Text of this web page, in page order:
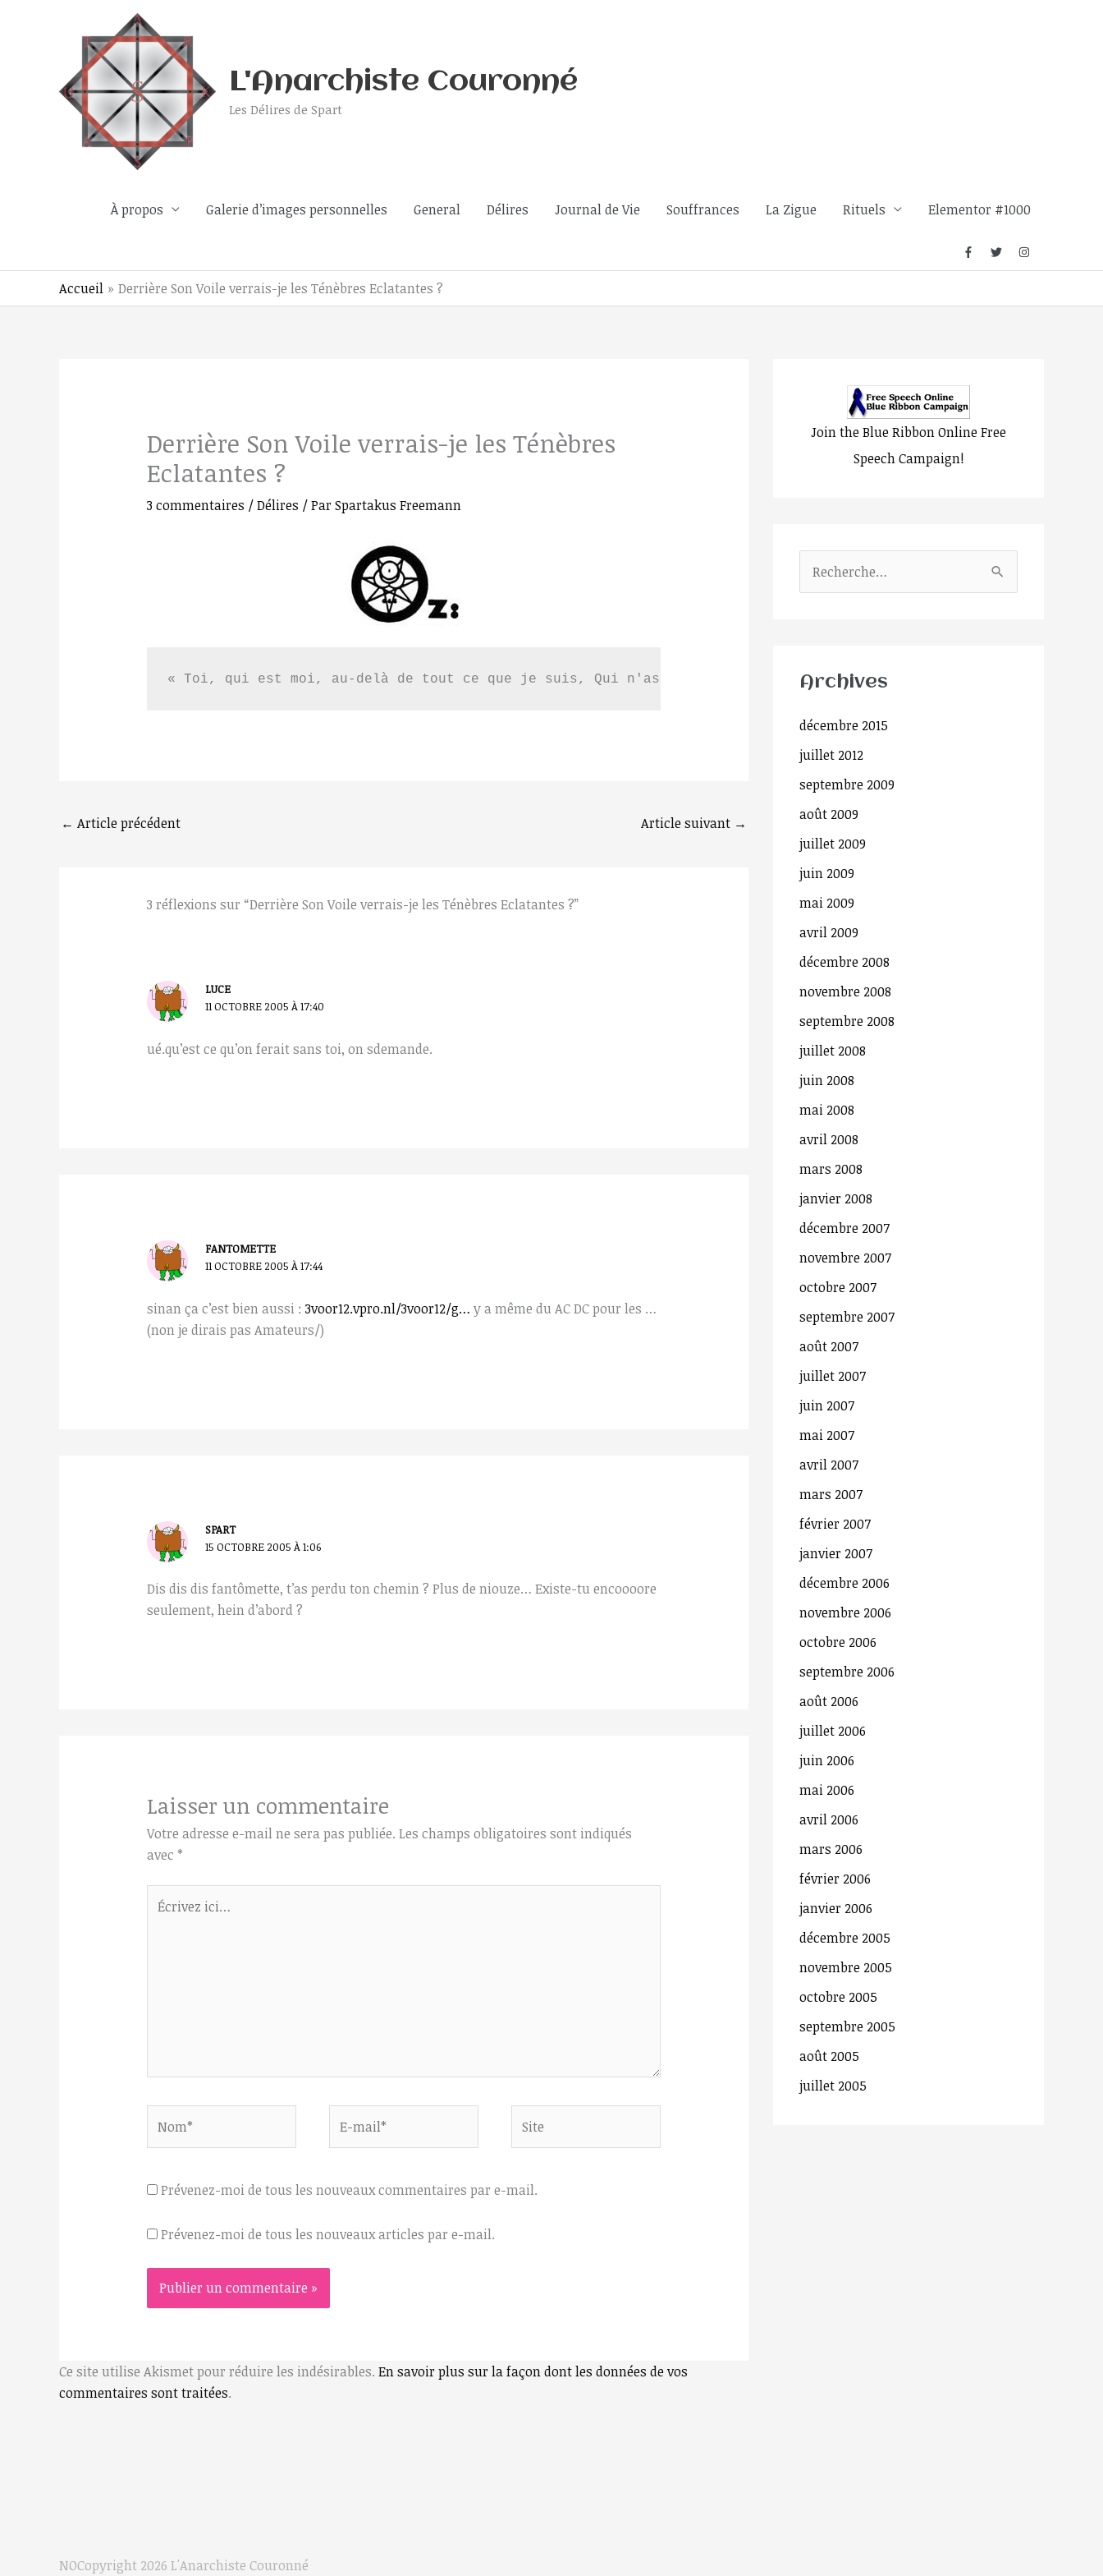
L'Anarchiste Couronné
Les Délires de Spart
À propos Galerie d’images personnelles General Délires Journal de Vie Souffrances La Zigue Rituels Elementor #1000
Accueil Derrière Son Voile verrais-je les Ténèbres Eclatantes ?
Derrière Son Voile verrais-je les Ténèbres
Eclatantes ?
3 commentaires /Délires / ParSpartakus Freemann
« Toi, qui est moi, au-delà de tout ce que je suis, Qui n'as point de nature et point de nom, Qui est, lorsque
← Article précédent Article suivant →
3 réflexions sur “Derrière Son Voile verrais-je les Ténèbres Eclatantes ?”
LUCE
11 OCTOBRE 2005 À 17:40
ué.qu’est ce qu’on ferait sans toi, on sdemande.
FANTOMETTE
11 OCTOBRE 2005 À 17:44
sinan ça c’est bien aussi : 3voor12.vpro.nl/3voor12/g… y a même du AC DC pour les …
(non je dirais pas Amateurs/)
SPART
15 OCTOBRE 2005 À 1:06
Dis dis dis fantômette, t’as perdu ton chemin ? Plus de niouze… Existe-tu encoooore
seulement, hein d’abord ?
Laisser un commentaire
Votre adresse e-mail ne sera pas publiée. Les champs obligatoires sont indiqués
avec *
Écrivez
ici…
mail*
Prévenez-moi de tous les nouveaux commentaires par e-mail.
Prévenez-moi de tous les nouveaux articles par e-mail.
Ce site utilise Akismet pour réduire les indésirables. En savoir plus sur la façon dont les données de vos
commentaires sont traitées.
Join the Blue Ribbon Online Free
Speech Campaign!
e
c
h
e
r
:
Archives
décembre 2015
juillet 2012
septembre 2009
août 2009
juillet 2009
juin 2009
mai 2009
avril 2009
décembre 2008
novembre 2008
septembre 2008
juillet 2008
juin 2008
mai 2008
avril 2008
mars 2008
janvier 2008
décembre 2007
novembre 2007
octobre 2007
septembre 2007
août 2007
juillet 2007
juin 2007
mai 2007
avril 2007
mars 2007
février 2007
janvier 2007
décembre 2006
novembre 2006
octobre 2006
septembre 2006
août 2006
juillet 2006
juin 2006
mai 2006
avril 2006
mars 2006
février 2006
janvier 2006
décembre 2005
novembre 2005
octobre 2005
septembre 2005
août 2005
juillet 2005
NOCopyright 2026 L'Anarchiste Couronné